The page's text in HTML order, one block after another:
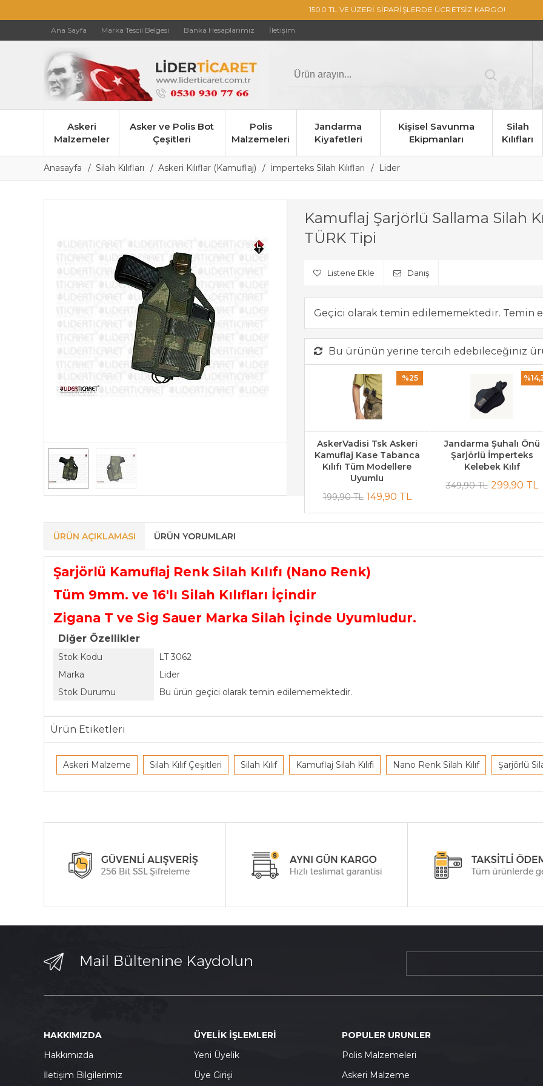
1500 TL VE ÜZERİ SİPARİŞLERDE ÜCRETSİZ KARGO!
Ana Sayfa Marka Tescil Belgesi Banka Hesaplarımız İletişim
Askeri
Malzemeler
Asker ve Polis Bot
Çeşitleri
Polis
Malzemeleri
Jandarma
Kiyafetleri
Kişisel Savunma
Ekipmanları
Silah
Kılıfları
Anasayfa Silah Kılıfları Askeri Kılıflar (Kamuflaj) İmperteks Silah Kılıfları Lider
Kamuflaj Şarjörlü Sallama Silah
TÜRK Tipi
Listene Ekle Danış
Geçici olarak temin edilememektedir. Temin
Bu ürünün yerine tercih edebileceğiniz
%25
AskerVadisi Tsk Askeri
Kamuflaj Kase Tabanca
Kılıfı Tüm Modellere
Uyumlu
199,90 TL 149,90 TL
Jandarma Şuhalı Önü
Şarjörlü İmperteks
Kelebek Kılıf
349,90 TL 299,90 TL
ÜRÜN AÇIKLAMASI ÜRÜN YORUMLARI
Şarjörlü Kamuflaj Renk Silah Kılıfı (Nano Renk)
Tüm 9mm. ve 16'lı Silah Kılıfları İçindir
Zigana T ve Sig Sauer Marka Silah İçinde Uyumludur.
Diğer Özellikler
Stok Kodu
LT 3062
Marka
Lider
Stok Durumu
Bu ürün geçici olarak temin edilememektedir.
Ürün Etiketleri
Askeri Malzeme Silah Kılıf Çeşitleri Silah Kılıf Kamuflaj Silah Kılıfi Nano Renk Silah Kılıf Şarjörlü
HAKKIMIZDA ÜYELİK İŞLEMLERİ POPULER URUNLER
Hakkımızda
Yeni Üyelik Polis Malzemeleri
İletişim Bilgilerimiz
Üye Girişi Askeri Malzeme